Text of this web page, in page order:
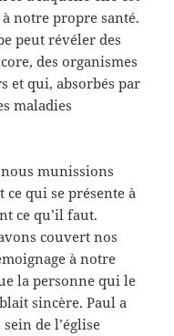
notre propre santé.
peut révéler des
des organismes
et qui, absorbés par
maladies
munissions
qui se présente à
ce qu’il faut.
couvert nos
à notre
la personne qui le
sincère. Paul a
de l’église